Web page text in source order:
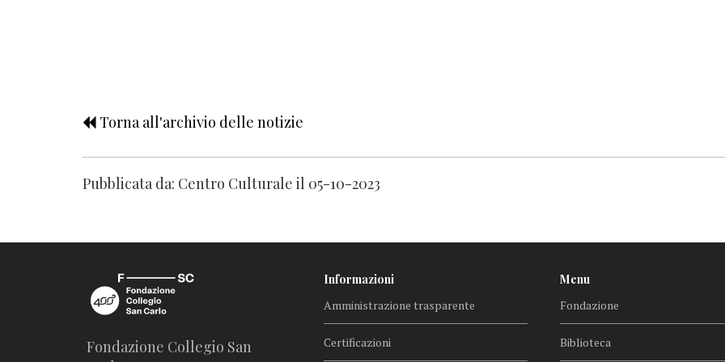
Torna all'archivio delle notizie
Pubblicata da: Centro Culturale il 05-10-2023
Fondazione Collegio San
Informazioni
Amministrazione trasparente
Certificazioni
Menu
Fondazione
Biblioteca